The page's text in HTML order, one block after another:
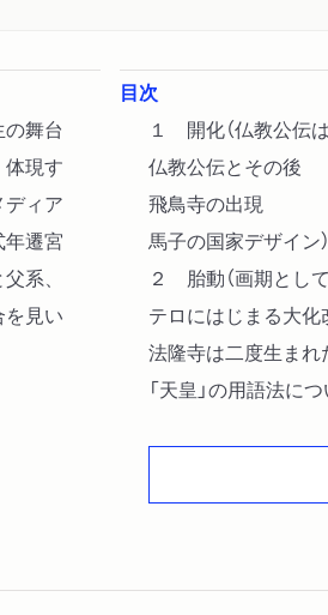
舞台
現す
ィア
遷宮
系、
見い
目次
１ 開化（仏教公伝
仏教公伝とその後
飛鳥寺の出現
馬子の国家デザイン）
２ 胎動（画期とし
テロにはじまる大化
法隆寺は二度生まれ
「天皇」の用語法に
飛鳥凱旋